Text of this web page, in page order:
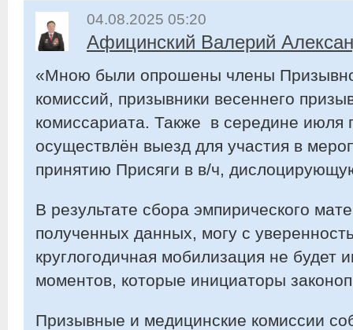
04.08.2025 05:20
Афицинский Валерий
«Мною были опрошены члены
комиссий, призывники весеннего
комиссариата. Также в середине
осуществлён выезд для участия в
принятию Присяги в в/ч,
В результате сбора эмпирического
полученных данных, могу с
круглогодичная мобилизация не будет
моментов, которые инициаторы
Призывные и медицинские комиссии